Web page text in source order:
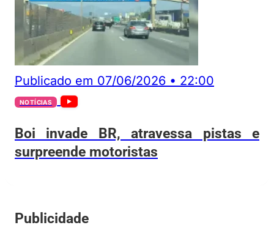
Publicado em 07/06/2026 • 22:00
NOTÍCIAS
Boi invade BR, atravessa pistas e
surpreende motoristas
Publicidade